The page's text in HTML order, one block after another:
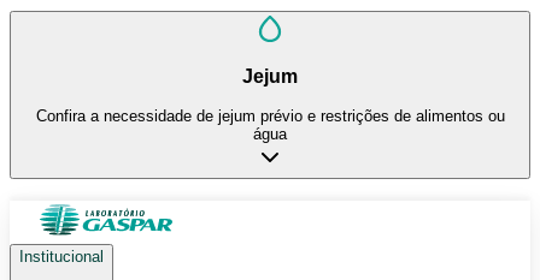
Jejum
Confira a necessidade de jejum prévio e restrições de alimentos ou
água
Institucional